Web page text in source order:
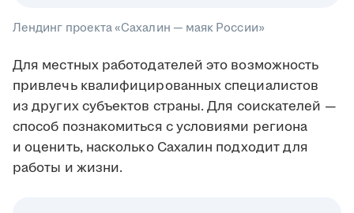
Лендинг проекта «Сахалин — маяк России»
Для местных работодателей это возможность
привлечь квалифицированных специалистов
из других субъектов страны. Для соискателей —
способ познакомиться с условиями региона
и оценить, насколько Сахалин подходит для
работы и жизни.